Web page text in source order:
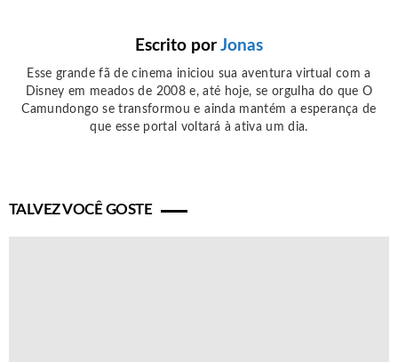
Escrito por Jonas
Esse grande fã de cinema iniciou sua aventura virtual com a
Disney em meados de 2008 e, até hoje, se orgulha do que O
Camundongo se transformou e ainda mantém a esperança de
que esse portal voltará à ativa um dia.
TALVEZ VOCÊ GOSTE